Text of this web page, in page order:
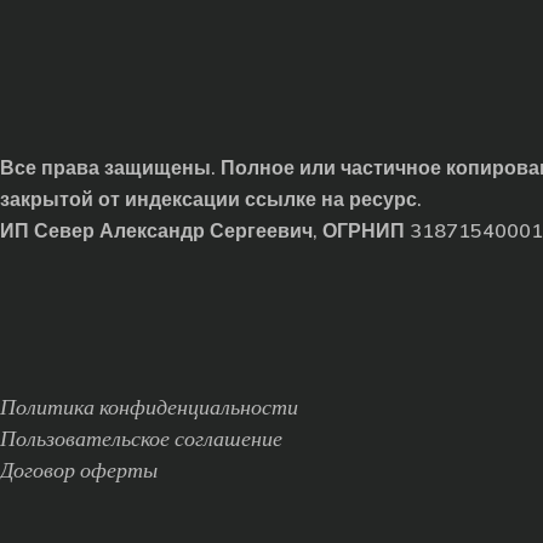
Все права защищены. Полное или частичное
закрытой от индексации ссылке на ресурс.
ИП Север Александр Сергеевич, ОГРНИП
Политика конфиденциальности
Пользовательское соглашение
Договор оферты